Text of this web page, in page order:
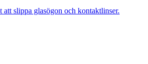
att slippa glasögon och kontaktlinser.